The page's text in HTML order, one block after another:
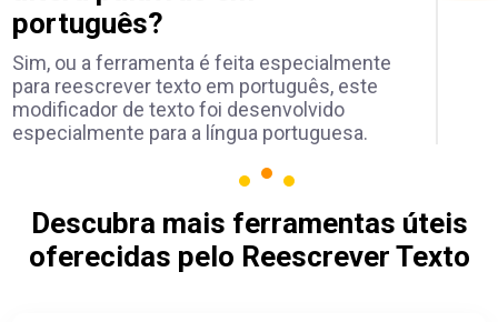
português?
Sim, ou a ferramenta é feita especialmente
para reescrever texto em português, este
modificador de texto foi desenvolvido
especialmente para a língua portuguesa.
Descubra mais ferramentas úteis
oferecidas pelo Reescrever Texto